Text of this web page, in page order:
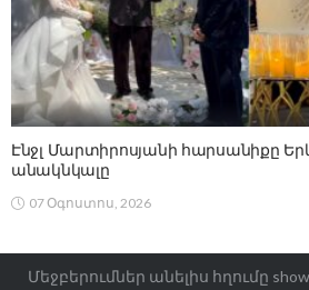
Էնջլ Մարտիրոսյանի հարսանիքը
անակնկալը
07 Օգոստոս, 2026
Մեջբերումներ անելիս հղումը